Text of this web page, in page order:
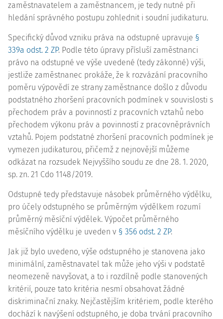
zaměstnavatelem a zaměstnancem, je tedy nutné při
hledání správného postupu zohlednit i soudní judikaturu.
Specifický důvod vzniku práva na odstupné upravuje §
339a odst. 2 ZP. Podle této úpravy přísluší zaměstnanci
právo na odstupné ve výše uvedené (tedy zákonné) výši,
jestliže zaměstnanec prokáže, že k rozvázání pracovního
poměru výpovědí ze strany zaměstnance došlo z důvodu
podstatného zhoršení pracovních podmínek v souvislosti s
přechodem práv a povinností z pracovních vztahů nebo
přechodem výkonu práv a povinností z pracovněprávních
vztahů. Pojem podstatné zhoršení pracovních podmínek je
vymezen judikaturou, přičemž z nejnovější můžeme
odkázat na rozsudek Nejvyššího soudu ze dne 28. 1. 2020,
sp. zn. 21 Cdo 1148/2019.
Odstupné tedy představuje násobek průměrného výdělku,
pro účely odstupného se průměrným výdělkem rozumí
průměrný měsíční výdělek. Výpočet průměrného
měsíčního výdělku je uveden v § 356 odst. 2 ZP.
Jak již bylo uvedeno, výše odstupného je stanovena jako
minimální, zaměstnavatel tak může jeho výši v podstatě
neomezeně navyšovat, a to i rozdílně podle stanovených
kritérií, pouze tato kritéria nesmí obsahovat žádné
diskriminační znaky. Nejčastějším kritériem, podle kterého
dochází k navýšení odstupného, je doba trvání pracovního